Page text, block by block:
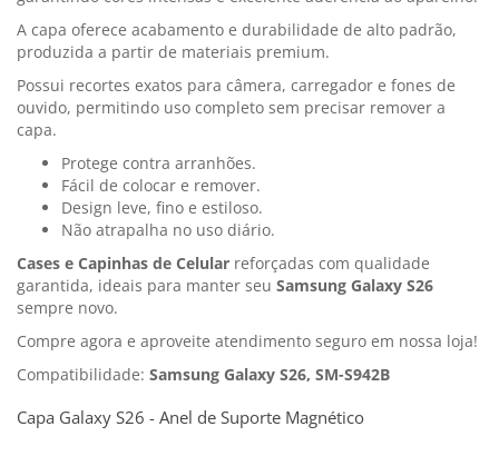
A capa oferece acabamento e durabilidade de alto padrão,
produzida a partir de materiais premium.
Possui recortes exatos para câmera, carregador e fones de
ouvido, permitindo uso completo sem precisar remover a
capa.
Protege contra arranhões.
Fácil de colocar e remover.
Design leve, fino e estiloso.
Não atrapalha no uso diário.
Cases e Capinhas de Celular reforçadas com qualidade
garantida, ideais para manter seu Samsung Galaxy S26
sempre novo.
Compre agora e aproveite atendimento seguro em nossa loja!
Compatibilidade: Samsung Galaxy S26, SM-S942B
Capa Galaxy S26 - Anel de Suporte Magnético